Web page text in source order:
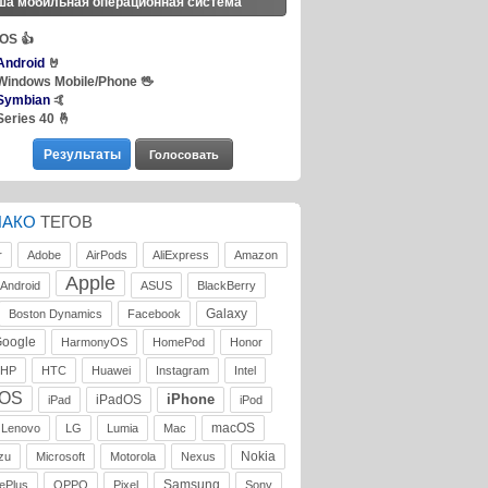
👍
🤘
Mobile/Phone 🖖
🤙
40 🤞
ТЕГОВ
Adobe AirPods AliExpress Amazon
Android Apple ASUS BlackBerry
Boston Dynamics Facebook
Galaxy
HarmonyOS HomePod Honor
HP HTC Huawei Instagram Intel
iPad iPadOS iPhone iPod
Lenovo LG Lumia Mac macOS
Microsoft Motorola Nexus Nokia
OPPO Pixel Samsung Sony